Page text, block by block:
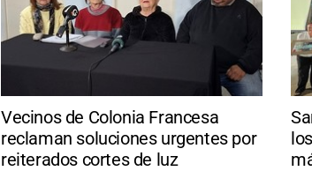
Vecinos de Colonia Francesa
reclaman soluciones urgentes por
reiterados cortes de luz